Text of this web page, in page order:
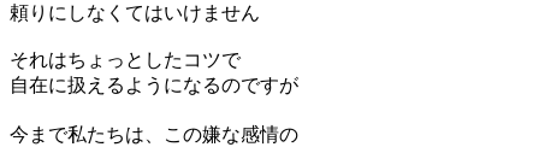
頼りにしなくてはいけません
それはちょっとしたコツで
自在に扱えるようになるのですが
今まで私たちは、この嫌な感情の